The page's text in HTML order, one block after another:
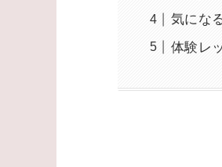
気にな
体験レ